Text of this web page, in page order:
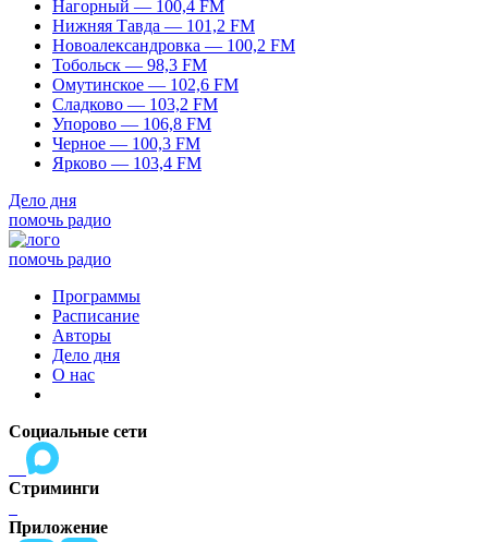
Нагорный — 100,4 FM
Нижняя Тавда — 101,2 FM
Новоалександровка — 100,2 FM
Тобольск — 98,3 FM
Омутинское — 102,6 FM
Сладково — 103,2 FM
Упорово — 106,8 FM
Черное — 100,3 FM
Ярково — 103,4 FM
Дело дня
помочь радио
помочь радио
Программы
Расписание
Авторы
Дело дня
О нас
Социальные сети
Стриминги
Приложение